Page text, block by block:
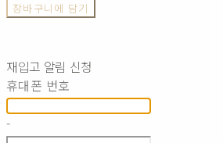
장바구니에 담기
재입고 알림 신청
휴대폰 번호
-